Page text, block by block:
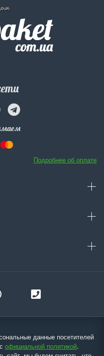
Подробнее об оплате
данные посетителей
официальной политикой.